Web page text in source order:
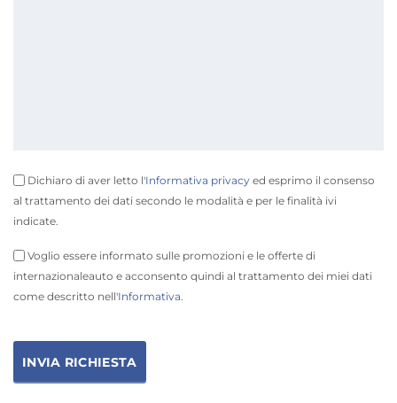
Dichiaro di aver letto l'Informativa privacy ed esprimo il consenso
al trattamento dei dati secondo le modalità e per le finalità ivi
indicate.
Voglio essere informato sulle promozioni e le offerte di
internazionaleauto e acconsento quindi al trattamento dei miei dati
come descritto nell'Informativa